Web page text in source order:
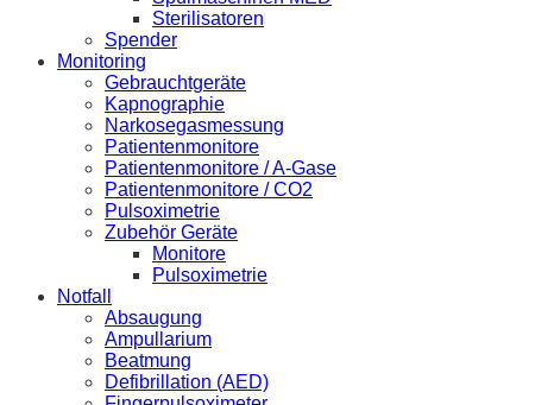
Sterilisatoren
Spender
Monitoring
Gebrauchtgeräte
Kapnographie
Narkosegasmessung
Patientenmonitore
Patientenmonitore / A-Gase
Patientenmonitore / CO2
Pulsoximetrie
Zubehör Geräte
Monitore
Pulsoximetrie
Notfall
Absaugung
Ampullarium
Beatmung
Defibrillation (AED)